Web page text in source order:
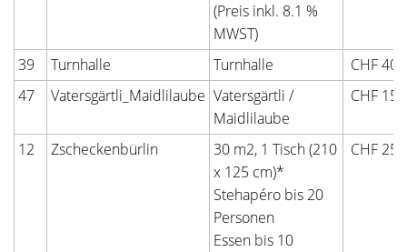
(Preis inkl. 8.1 %
MWST)
39 Turnhalle Turnhalle
CHF
47
Vatersgärtli_Maidlilaube Vatersgärtli /
Maidlilaube
CHF
12 Zscheckenbürlin
30 m2, 1 Tisch (210
x 125 cm)*
Stehapéro bis 20
Personen
Essen bis 10
CHF